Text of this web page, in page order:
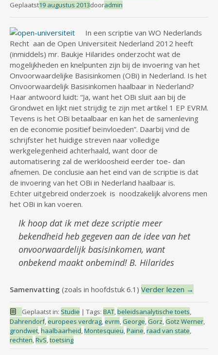
Geplaatst19 augustus 2013dooradmin
In een scriptie van WO Nederlands
Recht aan de Open Universiteit Nederland 2012 heeft
(inmiddels) mr. Baukje Hilarides onderzocht wat de
mogelijkheden en knelpunten zijn bij de invoering van het
Onvoorwaardelijke Basisinkomen (OBi) in Nederland. Is het
Onvoorwaardelijk Basisinkomen haalbaar in Nederland?
Haar antwoord luidt: “Ja, want het OBi sluit aan bij de
Grondwet en lijkt niet strijdig te zijn met artikel 1 EP EVRM.
Tevens is het OBi betaalbaar en kan het de samenleving
en de economie positief beïnvloeden”. Daarbij vind de
schrijfster het huidige streven naar volledige
werkgelegenheid achterhaald, want door de
automatisering zal de werkloosheid eerder toe- dan
afnemen. De conclusie aan het eind van de scriptie is dat
de invoering van het OBi in Nederland haalbaar is.
Echter uitgebreid onderzoek is noodzakelijk alvorens men
het OBi in kan voeren.
Ik hoop dat ik met deze scriptie meer
bekendheid heb gegeven aan de idee van het
onvoorwaardelijk basisinkomen, want
onbekend maakt onbemind! B. Hilarides
Samenvatting (zoals in hoofdstuk 6.1) Verder lezen →
Geplaatst in: Studie | Tags: BAT,beleidsanalytische toets,
Dahrendorf, europees verdrag, evrm, George, Gorz, Gotz Werner,
grondwet,haalbaarheid,Montesquieu,Paine,raad van state,
rechten,RvS,toetsing